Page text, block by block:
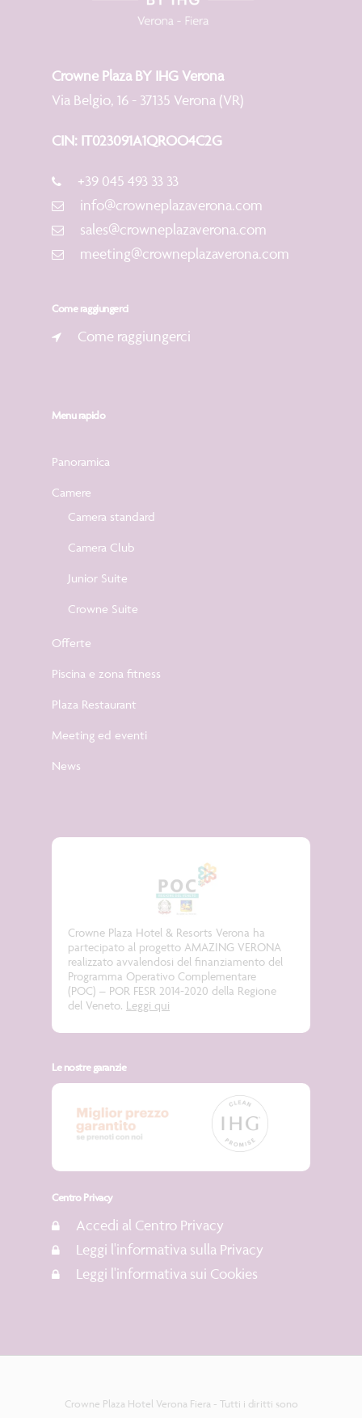
Crowne Plaza BY IHG Verona
Via Belgio, 16 - 37135 Verona (VR)
CIN: IT023091A1QROO4C2G
+39 045 493 33 33
info@crowneplazaverona.com
sales@crowneplazaverona.com
meeting@crowneplazaverona.com
Come raggiungerci
Come raggiungerci
Menu rapido
Panoramica
Camere
Camera standard
Camera Club
Junior Suite
Crowne Suite
Offerte
Piscina e zona fitness
Plaza Restaurant
Meeting ed eventi
News
Crowne Plaza Hotel & Resorts Verona ha
partecipato al progetto AMAZING VERONA
realizzato avvalendosi del finanziamento del
Programma Operativo Complementare
(POC) – POR FESR 2014-2020 della Regione
del Veneto. Leggi qui
Le nostre garanzie
Centro Privacy
Accedi al Centro Privacy
Leggi l'informativa sulla Privacy
Leggi l'informativa sui Cookies
Crowne Plaza Hotel Verona Fiera - Tutti i diritti sono